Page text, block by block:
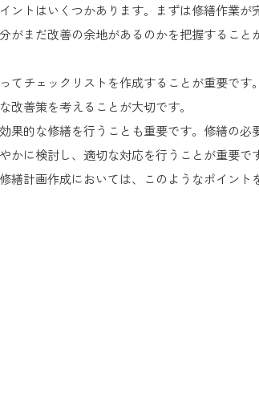
ントはいくつかあります。まずは修繕作業
がまだ改善の余地があるのかを把握するこ
てチェックリストを作成することが重要で
善策を考えることが大切です。
果的な修繕を行うことも重要です。修繕の
に検討し、適切な対応を行うことが重要です
計画作成においては、このようなポイント